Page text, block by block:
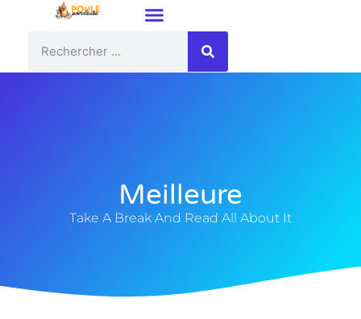
Meilleure
Take A Break And Read All About It